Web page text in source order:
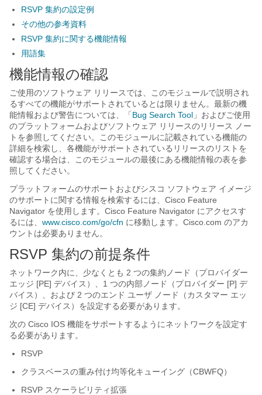
RSVP 集約の設定例
その他の参考資料
RSVP 集約に関する機能情報
用語集
機能情報の確認
ご使用のソフトウェア リリースでは、このモジュールで説明され
るすべての機能がサポートされているとは限りません。最新の機
能情報および警告については、「 Bug Search Tool 」およびご使用
のプラットフォームおよびソフトウェア リリースのリリース ノー
トを参照してください。このモジュールに記載されている機能の
詳細を検索し、各機能がサポートされているリリースのリストを
確認する場合は、このモジュールの最後にある機能情報の表を参
照してください。
プラットフォームのサポートおよびシスコ ソフトウェア イメージ
のサポートに関する情報を検索するには、Cisco Feature
Navigator を使用します。Cisco Feature Navigator にアクセスす
るには、 www.cisco.com/go/cfn に移動します。Cisco.com のアカ
ウントは必要ありません。
RSVP 集約の前提条件
ネットワーク内に、少なくとも 2 つの集約ノード（プロバイダー
エッジ [PE] デバイス）、1 つの内部ノード（プロバイダー [P] デ
バイス）、および 2 つのエンド ユーザ ノード（カスタマー エッ
ジ [CE] デバイス）を設定する必要があります。
次の Cisco IOS 機能をサポートするようにネットワークを設定す
る必要があります。
RSVP
クラスベースの重み付け均等化キューイング（CBWFQ）
RSVP スケーラビリティ拡張